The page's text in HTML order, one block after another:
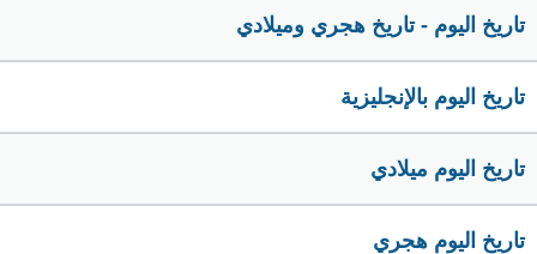
تاريخ اليوم - تاريخ هجري وميلادي
تاريخ اليوم بالإنجليزية
تاريخ اليوم ميلادي
تاريخ اليوم هجري